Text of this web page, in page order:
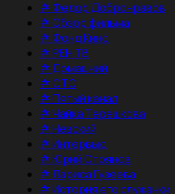
#Федор Добронравов
#Обзор фильма
#Фонд Кино
#РЕН ТВ
#Домашний
#СТС
#Пятый канал
#Чайка Терешкова
#Невский
#Интервью
#Юрий Стоянов
#Лариса Гузеева
#История его служанки